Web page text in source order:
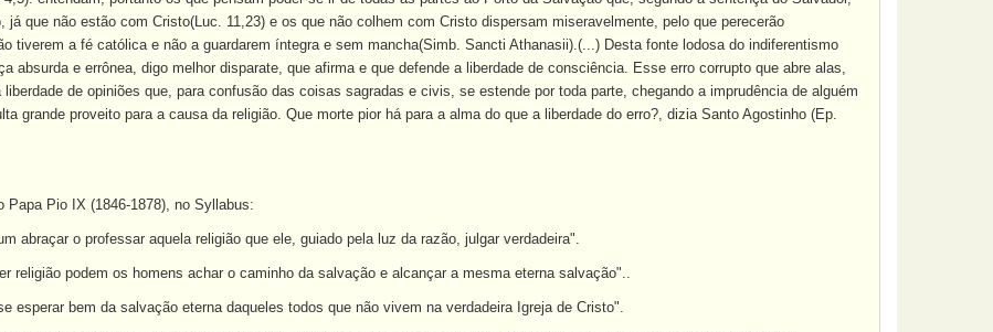
já que não estão com Cristo(Luc. 11,23) e os que não colhem com Cristo dispersam miseravelmente, pelo que perecerão
tiverem a fé católica e não a guardarem íntegra e sem mancha(Simb. Sancti Athanasii).(...) Desta fonte lodosa do indiferentismo
absurda e errônea, digo melhor disparate, que afirma e que defende a liberdade de consciência. Esse erro corrupto que abre alas,
liberdade de opiniões que, para confusão das coisas sagradas e civis, se estende por toda parte, chegando a imprudência de alguém
grande proveito para a causa da religião. Que morte pior há para a alma do que a liberdade do erro?, dizia Santo Agostinho (Ep.
Papa Pio IX (1846-1878), no Syllabus:
abraçar o professar aquela religião que ele, guiado pela luz da razão, julgar verdadeira".
religião podem os homens achar o caminho da salvação e alcançar a mesma eterna salvação"..
esperar bem da salvação eterna daqueles todos que não vivem na verdadeira Igreja de Cristo".